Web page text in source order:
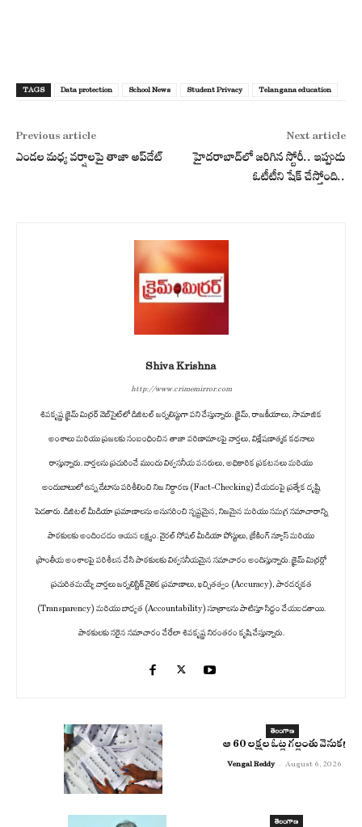
TAGS Data protection School News Student Privacy Telangana education
Previous article
ఎండల మధ్య వర్షాలపై తాజా అప్‌డేట్
Next article
హైదరాబాద్‌లో జరిగిన స్టోరీ.. ఇప్పుడు
ఓటీటీని షేక్ చేస్తోంది..
Shiva Krishna
http://www.crimemirror.com
శివకృష్ణ క్రైమ్ మిర్రర్ వెబ్‌సైట్‌లో డిజిటల్ జర్నలిస్టుగా పని చేస్తున్నారు. క్రైమ్, రాజకీయాలు, సామాజిక
అంశాలు మరియు ప్రజలకు సంబంధించిన తాజా పరిణామాలపై వార్తలు, విశ్లేషణాత్మక కథనాలు
రాస్తున్నారు. వార్తలను ప్రచురించే ముందు విశ్వసనీయ వనరులు, అధికారిక ప్రకటనలు మరియు
అందుబాటులో ఉన్న డేటాను పరిశీలించి నిజ నిర్ధారణ (Fact-Checking) చేయడంపై ప్రత్యేక దృష్టి
పెడతారు. డిజిటల్ మీడియా ప్రమాణాలను అనుసరించి స్పష్టమైన, నిజమైన మరియు సమగ్ర సమాచారాన్ని
పాఠకులకు అందించడం ఆయన లక్ష్యం. వైరల్ సోషల్ మీడియా పోస్టులు, బ్రేకింగ్ న్యూస్ మరియు
ప్రాంతీయ అంశాలపై పరిశీలన చేసి పాఠకులకు విశ్వసనీయమైన సమాచారం అందిస్తున్నారు. క్రైమ్ మిర్రర్లో
ప్రచురితమయ్యే వార్తలు జర్నలిస్టిక్ నైతిక ప్రమాణాలు, ఖచ్చితత్వం (Accuracy), పారదర్శకత
(Transparency) మరియు బాధ్యత (Accountability) సూత్రాలను పాటిస్తూ సిద్ధం చేయబడతాయి.
పాఠకులకు సరైన సమాచారం చేరేలా శివకృష్ణ నిరంతరం కృషి చేస్తున్నారు.
తెలంగాణ
ఆ 60 లక్షల ఓట్ల గల్లంతు వెనుక!
Vengal Reddy - August 6, 2026
తెలంగాణ